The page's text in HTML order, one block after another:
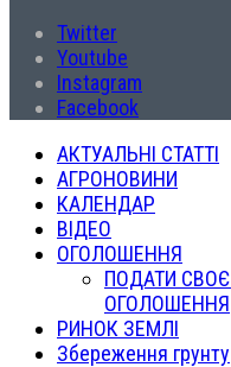
Twitter
Youtube
Instagram
Facebook
АКТУАЛЬНІ СТАТТІ
АГРОНОВИНИ
КАЛЕНДАР
ВІДЕО
ОГОЛОШЕННЯ
ПОДАТИ СВОЄ
ОГОЛОШЕННЯ
РИНОК ЗЕМЛІ
Збереження грунту